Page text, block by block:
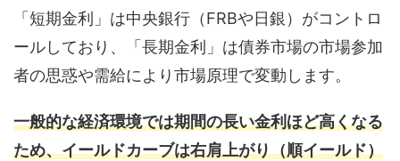
「短期金利」は中央銀行（FRBや日銀）がコントロ
ールしており、「長期金利」は債券市場の市場参加
者の思惑や需給により市場原理で変動します。
一般的な経済環境では期間の長い金利ほど高くなる
ため、イールドカーブは右肩上がり（順イールド）